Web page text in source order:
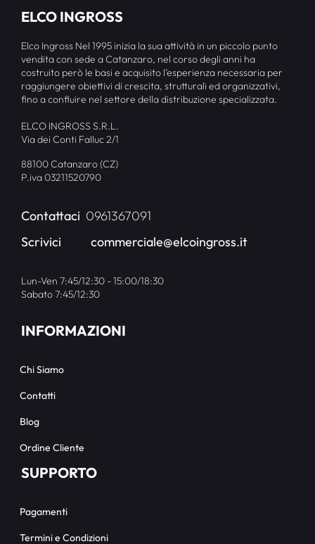
ELCO INGROSS
Elco Ingross Nel 1995 inizia la sua attività in un piccolo punto
vendita con sede a Catanzaro, nel corso degli anni ha
costruito però le basi e acquisito l’esperienza necessaria per
raggiungere obiettivi di crescita, strutturali ed organizzativi,
fino a confluire nel settore della distribuzione specializzata.
ELCO INGROSS S.R.L.
Via dei Conti Falluc 2/1
88100 Catanzaro (CZ)
P.iva 03211520790
Contattaci 0961367091
Scrivici
commerciale@elcoingross.it
Lun-Ven 7:45/12:30 - 15:00/18:30
Sabato 7:45/12:30
INFORMAZIONI
Chi Siamo
Contatti
Blog
Ordine Cliente
SUPPORTO
Pagamenti
Termini e Condizioni